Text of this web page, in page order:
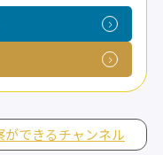
ができるチャンネル